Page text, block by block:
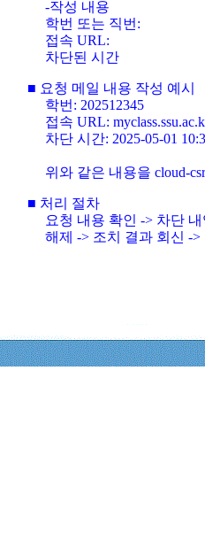
-작성 내용
학번 또는 직번:
접속 URL:
차단된 시간
■ 요청 메일 내용 작성 예시
학번: 202512345
접속 URL:
차단 시간: 2025-05-01
위와 같은 내용을 cloud-
■ 처리 절차
요청 내용 확인 -> 차단
해제 -> 조치 결과 회신 ->